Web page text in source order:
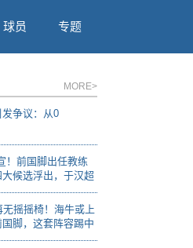
球员 专题
MORE>
争议：从0
！前国脚出任教练
候选浮出，于汉超
摇摇椅！海牛或上
脚，这套阵容踢中